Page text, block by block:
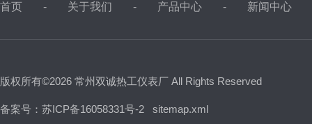
首页 关于我们 产品中心 新闻中心
版权所有©2026 常州双诚热工仪表厂 All Rights Reserved
备案号：苏ICP备16058331号-2 sitemap.xml